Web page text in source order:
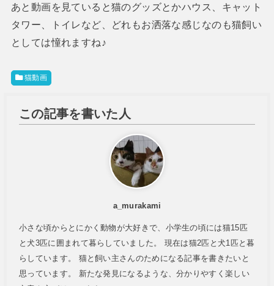
あと動画を見ていると猫のグッズとかハウス、キャット
タワー、トイレなど、どれもお洒落な感じなのも猫飼い
としては憧れますね♪
猫動画
この記事を書いた人
a_murakami
小さな頃からとにかく動物が大好きで、小学生の頃には猫15匹
と犬3匹に囲まれて暮らしていました。 現在は猫2匹と犬1匹と暮
らしています。 猫と飼い主さんのためになる記事を書きたいと
思っています。 新たな発見になるような、分かりやすく楽しい